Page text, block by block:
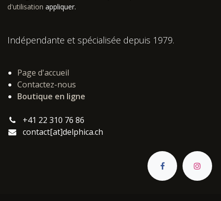
d'utilisation appliquer.
Indépendante et spécialisée depuis 1979.
Page d'accueil
Contactez-nous
Boutique en ligne
+41 22 310 76 86
contact[at]delphica.ch